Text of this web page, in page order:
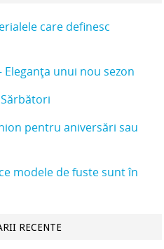
care definesc
Eleganța unui nou sezon
pentru aniversări sau
modele de fuste sunt în
RECENTE